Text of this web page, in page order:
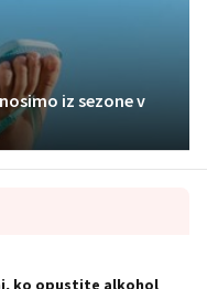
iz sezone v
ko opustite alkohol